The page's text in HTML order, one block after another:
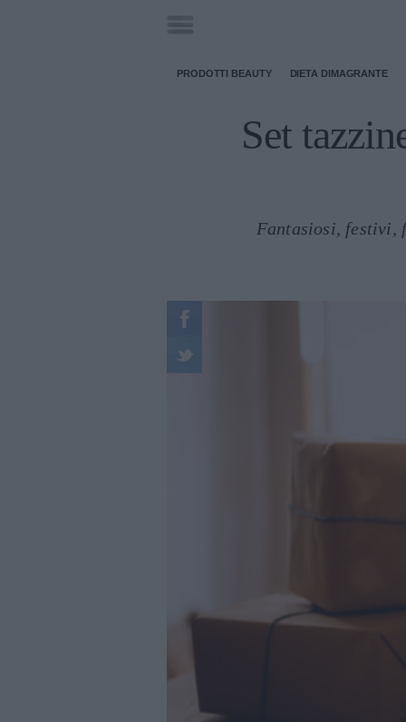
PRODOTTI BEAUTY DIETA DIMAGRANTE
Set
Fantasiosi, festivi,